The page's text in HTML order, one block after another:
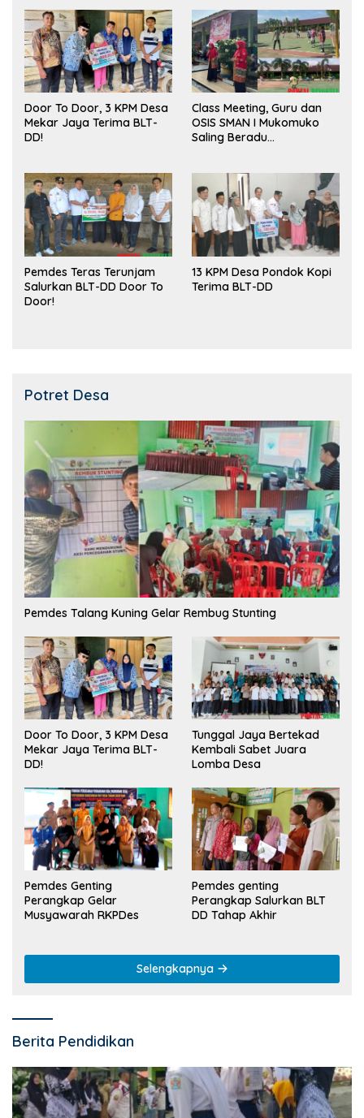
Door To Door, 3 KPM Desa
Mekar Jaya Terima BLT-
DD!
Class Meeting, Guru dan
OSIS SMAN I Mukomuko
Saling Beradu
Pemdes Teras Terunjam
Salurkan BLT-DD Door To
Door!
13 KPM Desa Pondok Kopi
Terima BLT-DD
Potret Desa
Pemdes Talang Kuning Gelar Rembug Stunting
Door To Door, 3 KPM Desa
Mekar Jaya Terima BLT-
DD!
Tunggal Jaya Bertekad
Kembali Sabet Juara
Lomba Desa
Pemdes Genting
Perangkap Gelar
Musyawarah RKPDes
Pemdes genting
Perangkap Salurkan BLT
DD Tahap Akhir
Selengkapnya
Berita Pendidikan